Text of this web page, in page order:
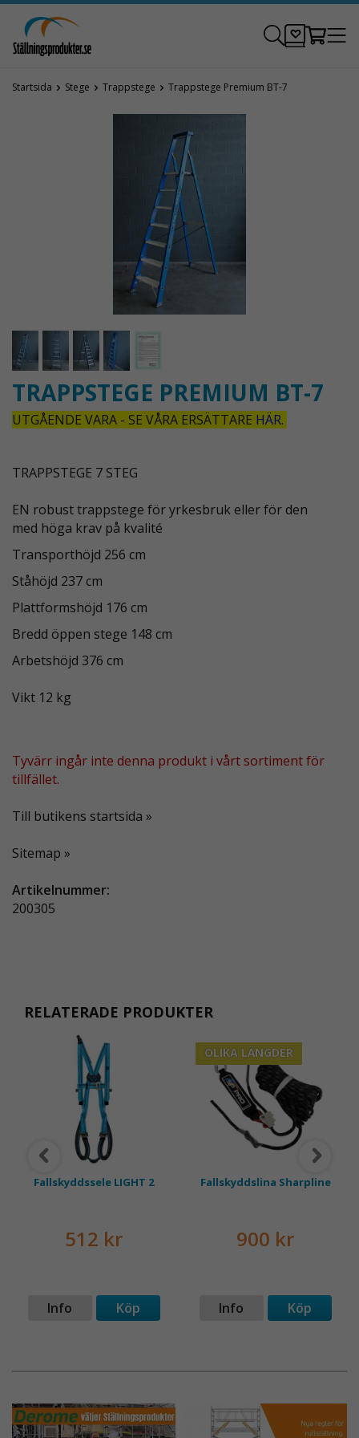
Startsida Stege Trappstege Trappstege Premium BT-7
TRAPPSTEGE PREMIUM BT-7
UTGÅENDE VARA - SE VÅRA ERSÄTTARE HÄR.
TRAPPSTEGE 7 STEG
EN robust trappstege för yrkesbruk eller för den
med höga krav på kvalité
Transporthöjd 256 cm
Ståhöjd 237 cm
Plattformshöjd 176 cm
Bredd öppen stege 148 cm
Arbetshöjd 376 cm
Vikt 12 kg
Tyvärr ingår inte denna produkt i vårt sortiment för
tillfället.
Till butikens startsida »
Sitemap »
Artikelnummer:
200305
RELATERADE PRODUKTER
Fallskyddssele LIGHT 2
512 kr
Info Köp
OLIKA LÄNGDER
Fallskyddslina Sharpline
900 kr
Info Köp